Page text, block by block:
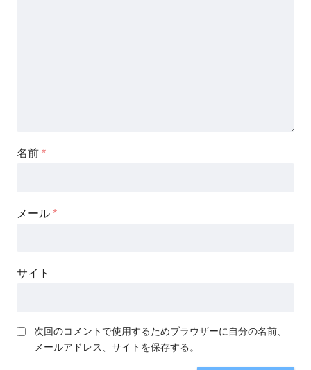
名前 *
メール *
サイト
次回のコメントで使用するためブラウザーに自分の名前、
メールアドレス、サイトを保存する。